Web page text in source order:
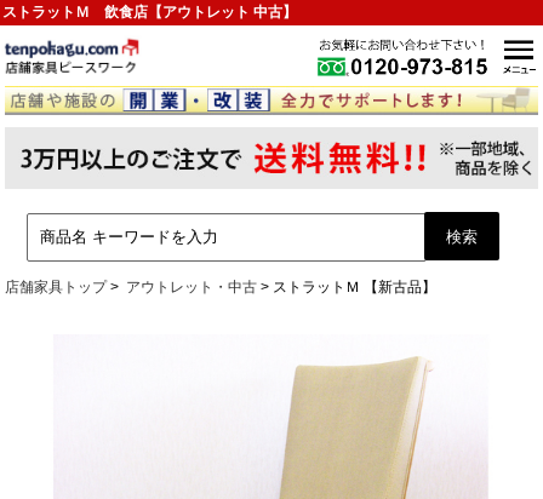
ストラットＭ 飲食店【アウトレット 中古】
店舗家具トップ アウトレット・中古 ストラットＭ 【新古品】